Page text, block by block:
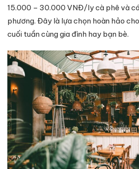
15.000 – 30.000 VNĐ/ly cà phê và
phương. Đây là lựa chọn hoàn hảo
cuối tuần cùng gia đình hay bạn bè.